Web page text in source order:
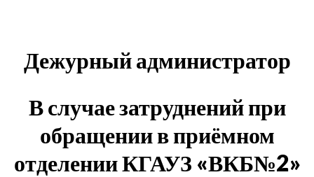
Дежурный администратор
В случае затруднений при
обращении в приёмном
отделении КГАУЗ «ВКБ№2»